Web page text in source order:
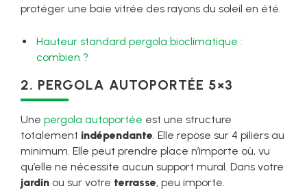
protéger une baie vitrée des rayons du soleil en été.
Hauteur standard pergola bioclimatique :
combien ?
2. PERGOLA AUTOPORTÉE 5×3
Une pergola autoportée est une structure
totalement indépendante. Elle repose sur 4 piliers au
minimum. Elle peut prendre place n’importe où, vu
qu’elle ne nécessite aucun support mural. Dans votre
jardin ou sur votre terrasse, peu importe.